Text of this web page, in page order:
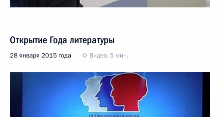
Открытие Года литературы
28 января 2015 года Видео, 5 мин.